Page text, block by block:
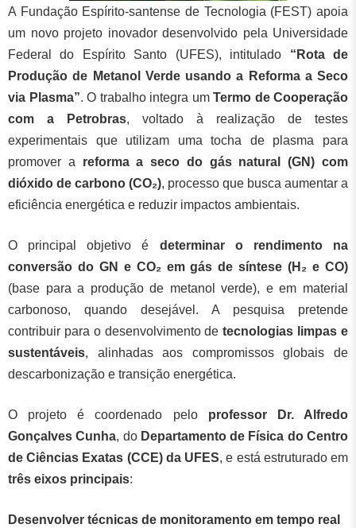
A Fundação Espírito-santense de Tecnologia (FEST) apoia
um novo projeto inovador desenvolvido pela Universidade
Federal do Espírito Santo (UFES), intitulado “Rota de
Produção de Metanol Verde usando a Reforma a Seco
via Plasma”. O trabalho integra um Termo de Cooperação
com a Petrobras, voltado à realização de testes
experimentais que utilizam uma tocha de plasma para
promover a reforma a seco do gás natural (GN) com
dióxido de carbono (CO₂), processo que busca aumentar a
eficiência energética e reduzir impactos ambientais.
O principal objetivo é determinar o rendimento na
conversão do GN e CO₂ em gás de síntese (H₂ e CO)
(base para a produção de metanol verde), e em material
carbonoso, quando desejável. A pesquisa pretende
contribuir para o desenvolvimento detecnologias limpas e
sustentáveis, alinhadas aos compromissos globais de
descarbonização e transição energética.
O projeto é coordenado pelo professor Dr.Alfredo
Gonçalves Cunha, do Departamento de Física doCentro
de Ciências Exatas (CCE)da UFES, e está estruturado em
três eixos principais:
Desenvolver técnicas de monitoramento em tempo real